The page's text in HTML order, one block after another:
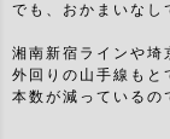
でも、おかまいなし
湘南新宿ラインや埼
外回りの山手線もと
本数が減っているの